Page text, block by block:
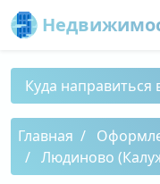
Куда
Главная
Людиново